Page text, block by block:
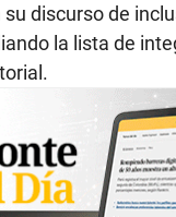
discurso de
la lista de